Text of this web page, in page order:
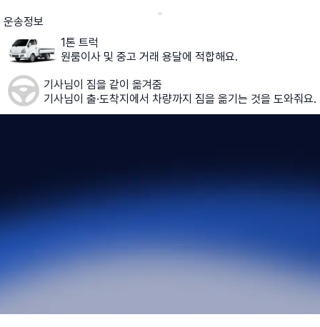
운송정보
1톤 트럭
원룸이사 및 중고 거래 용달에 적합해요.
기사님이 짐을 같이 옮겨줌
기사님이 출·도착지에서 차량까지 짐을 옮기는 것을 도와줘요.